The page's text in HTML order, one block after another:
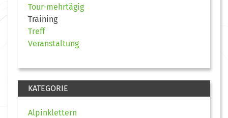
Tour-mehrtägig
Training
Treff
Veranstaltung
KATEGORIE
Alpinklettern